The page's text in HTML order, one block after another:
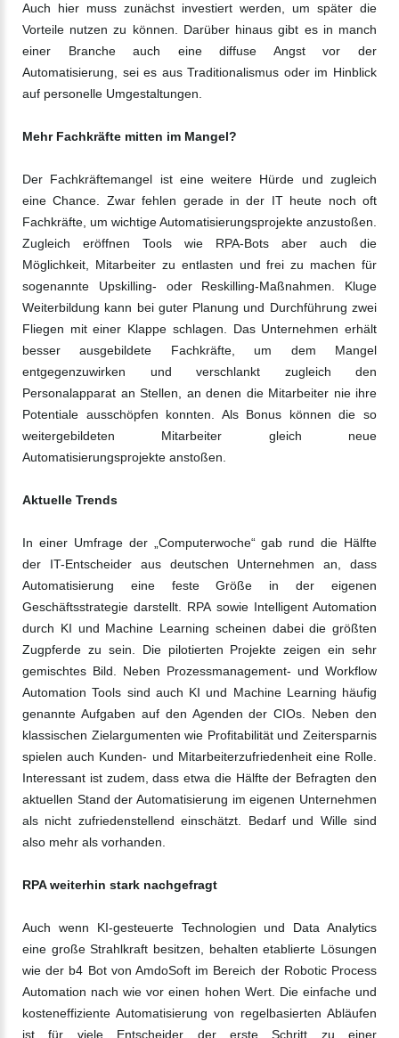
Auch hier muss zunächst investiert werden, um später die
Vorteile nutzen zu können. Darüber hinaus gibt es in manch
einer Branche auch eine diffuse Angst vor der
Automatisierung, sei es aus Traditionalismus oder im Hinblick
auf personelle Umgestaltungen.
Mehr Fachkräfte mitten im Mangel?
Der Fachkräftemangel ist eine weitere Hürde und zugleich
eine Chance. Zwar fehlen gerade in der IT heute noch oft
Fachkräfte, um wichtige Automatisierungsprojekte anzustoßen.
Zugleich eröffnen Tools wie RPA-Bots aber auch die
Möglichkeit, Mitarbeiter zu entlasten und frei zu machen für
sogenannte Upskilling- oder Reskilling-Maßnahmen. Kluge
Weiterbildung kann bei guter Planung und Durchführung zwei
Fliegen mit einer Klappe schlagen. Das Unternehmen erhält
besser ausgebildete Fachkräfte, um dem Mangel
entgegenzuwirken und verschlankt zugleich den
Personalapparat an Stellen, an denen die Mitarbeiter nie ihre
Potentiale ausschöpfen konnten. Als Bonus können die so
weitergebildeten Mitarbeiter gleich neue
Automatisierungsprojekte anstoßen.
Aktuelle Trends
In einer Umfrage der „Computerwoche“ gab rund die Hälfte
der IT-Entscheider aus deutschen Unternehmen an, dass
Automatisierung eine feste Größe in der eigenen
Geschäftsstrategie darstellt. RPA sowie Intelligent Automation
durch KI und Machine Learning scheinen dabei die größten
Zugpferde zu sein. Die pilotierten Projekte zeigen ein sehr
gemischtes Bild. Neben Prozessmanagement- und Workflow
Automation Tools sind auch KI und Machine Learning häufig
genannte Aufgaben auf den Agenden der CIOs. Neben den
klassischen Zielargumenten wie Profitabilität und Zeitersparnis
spielen auch Kunden- und Mitarbeiterzufriedenheit eine Rolle.
Interessant ist zudem, dass etwa die Hälfte der Befragten den
aktuellen Stand der Automatisierung im eigenen Unternehmen
als nicht zufriedenstellend einschätzt. Bedarf und Wille sind
also mehr als vorhanden.
RPA weiterhin stark nachgefragt
Auch wenn KI-gesteuerte Technologien und Data Analytics
eine große Strahlkraft besitzen, behalten etablierte Lösungen
wie der b4 Bot von AmdoSoft im Bereich der Robotic Process
Automation nach wie vor einen hohen Wert. Die einfache und
kosteneffiziente Automatisierung von regelbasierten Abläufen
ist für viele Entscheider der erste Schritt zu einer